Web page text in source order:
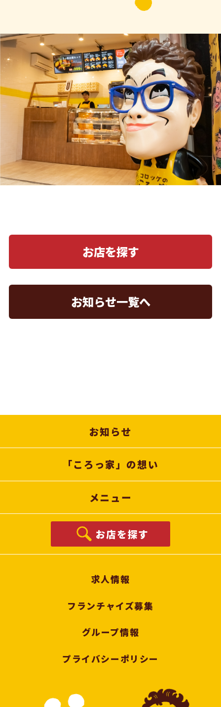
お店を探す
お知らせ一覧へ
お知らせ
「ころっ家」の想い
メニュー
お店を探す
求人情報
フランチャイズ募集
グループ情報
プライバシーポリシー